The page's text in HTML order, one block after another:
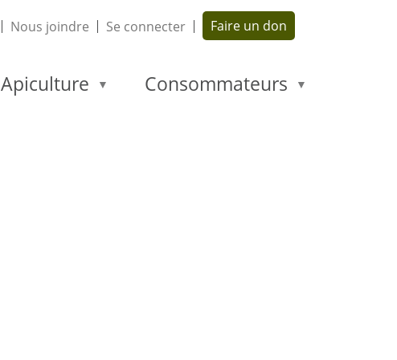
Nous joindre Se connecter Faire un don
Apiculture Consommateurs